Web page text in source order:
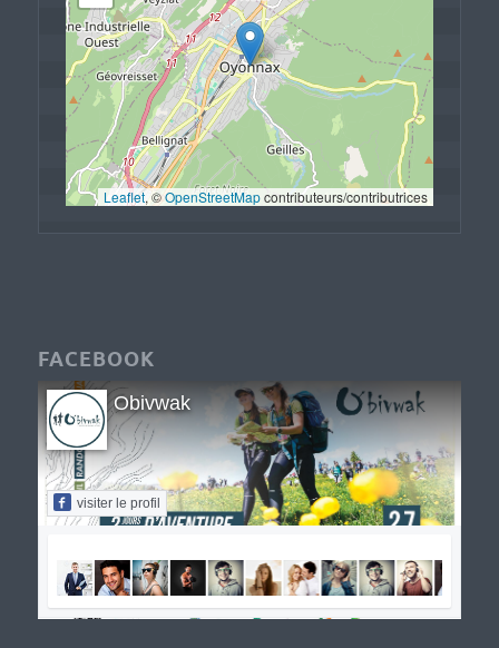
Leaflet, © OpenStreetMap contributeurs/contributrices
FACEBOOK
Obivwak
visiter le profil